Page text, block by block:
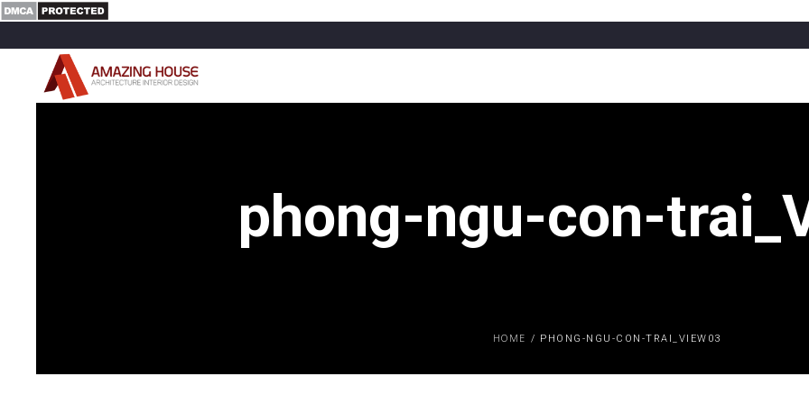
phong-ngu-con-
HOME / PHONG-NGU-CON-TRAI_VIEW03